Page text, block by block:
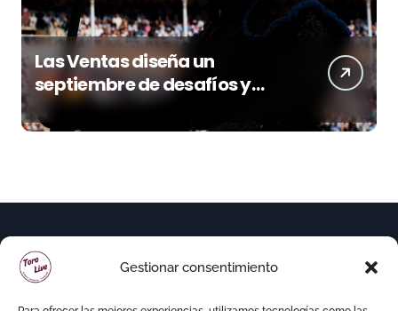
Gestionar consentimiento
Las Ventas diseña un
septiembre de desafíos y
variedad ganadera